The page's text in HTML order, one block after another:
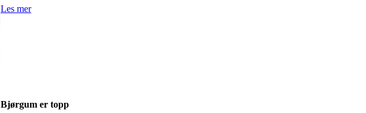
Les mer
Bjørgum er topp